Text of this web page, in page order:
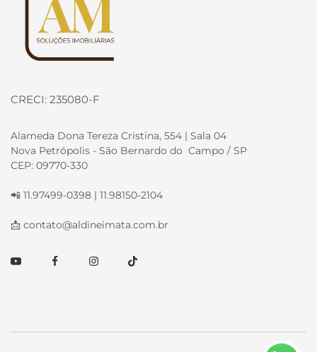
CRECI: 235080-F
Alameda Dona Tereza Cristina, 554 | Sala 04
Nova Petrópolis - São Bernardo do Campo / SP
CEP: 09770-330
📲 11.97499-0398 | 11.98150-2104
📩 contato@aldineimata.com.br
YoutubeFacebookInstagramTikTok